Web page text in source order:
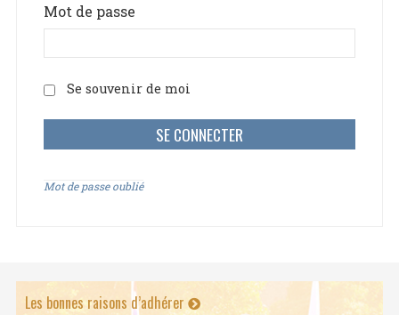
Mot de passe
Se souvenir de moi
Mot de passe oublié
Les bonnes raisons d’adhérer